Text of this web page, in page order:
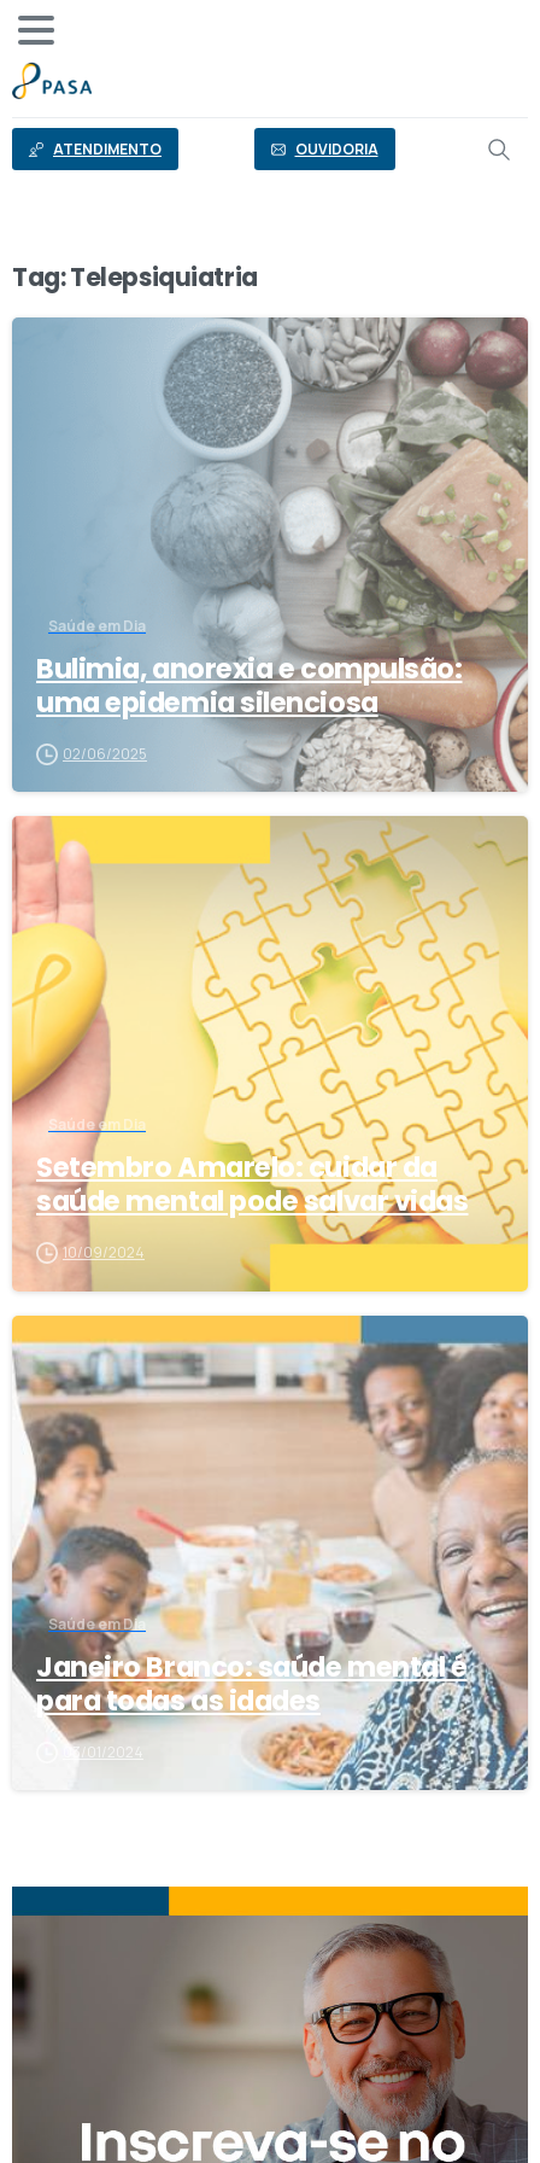
conteúdo
ATENDIMENTO OUVIDORIA
Tag:Telepsiquiatria
0
Saúde em Dia
Bulimia, anorexia e compulsão:
uma epidemia silenciosa
02/06/2025
1
Saúde em Dia
Setembro Amarelo: cuidar da
saúde mental pode salvar vidas
10/09/2024
0
Saúde em Dia
Janeiro Branco: saúde mental é
para todas as idades
03/01/2024